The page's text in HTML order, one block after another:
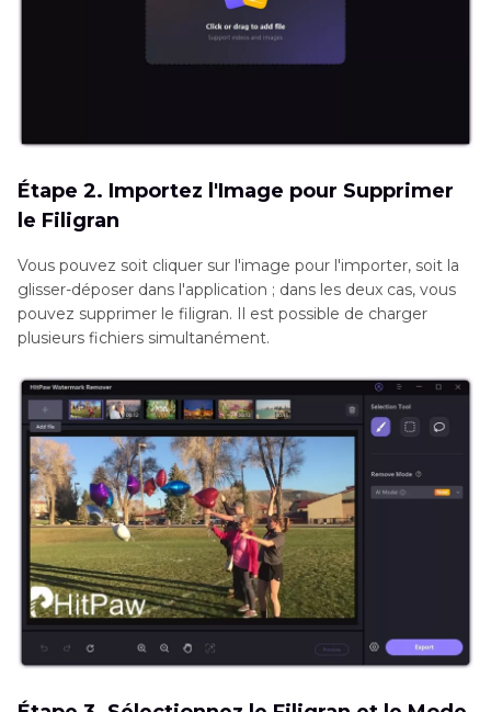
Étape 2. Importez l'Image pour Supprimer
le Filigran
Vous pouvez soit cliquer sur l'image pour l'importer, soit la
glisser-déposer dans l'application ; dans les deux cas, vous
pouvez supprimer le filigran. Il est possible de charger
plusieurs fichiers simultanément.